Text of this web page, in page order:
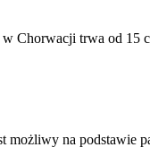
Chorwacji trwa od 15
na podstawie